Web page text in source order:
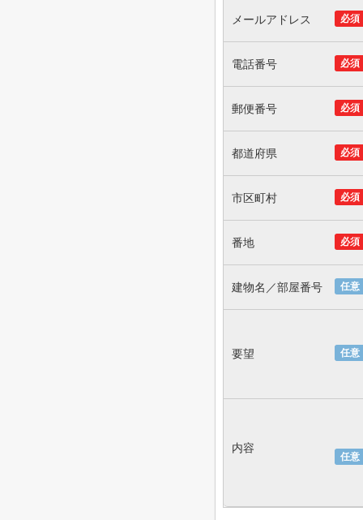
必須
メールアドレス
必須
電話番号
必須
郵便番号
必須
都道府県
必須
市区町村
必須
番地
任意
建物名／部屋番号
任意
要望
任意
内容